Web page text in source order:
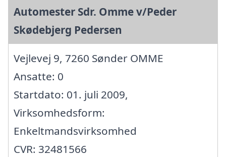
Automester Sdr. Omme v/Peder
Skødebjerg Pedersen
Vejlevej 9, 7260 Sønder OMME
Ansatte: 0
Startdato: 01. juli 2009,
Virksomhedsform:
Enkeltmandsvirksomhed
CVR: 32481566